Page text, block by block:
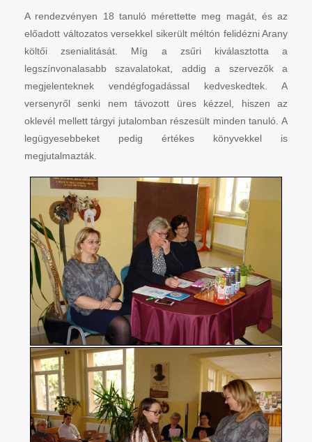
A rendezvényen 18 tanuló mérettette meg magát, és az
előadott változatos versekkel sikerült méltón felidézni Arany
költői zsenialitását. Míg a zsűri kiválasztotta a
legszínvonalasabb szavalatokat, addig a szervezők a
megjelenteknek vendégfogadással kedveskedtek. A
versenyről senki nem távozott üres kézzel, hiszen az
oklevél mellett tárgyi jutalomban részesült minden tanuló. A
legügyesebbeket pedig értékes könyvekkel is
megjutalmazták.